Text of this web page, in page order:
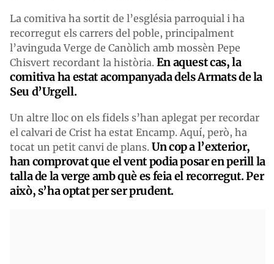
La comitiva ha sortit de l’església parroquial i ha
recorregut els carrers del poble, principalment
l’avinguda Verge de Canòlich amb mossèn Pepe
Chisvert recordant la història. En aquest cas, la
comitiva ha estat acompanyada dels Armats de la
Seu d’Urgell.
Un altre lloc on els fidels s’han aplegat per recordar
el calvari de Crist ha estat Encamp. Aquí, però, ha
tocat un petit canvi de plans. Un cop a l’exterior,
han comprovat que el vent podia posar en perill la
talla de la verge amb què es feia el recorregut. Per
això, s’ha optat per ser prudent.